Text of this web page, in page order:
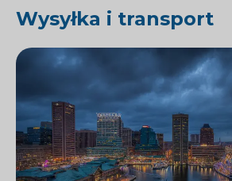
Wysyłka i transport